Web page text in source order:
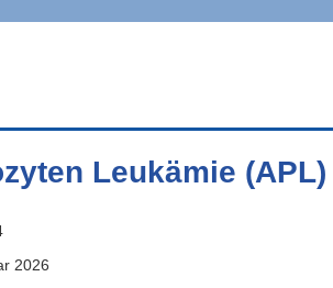
Leukämie (APL)
2026